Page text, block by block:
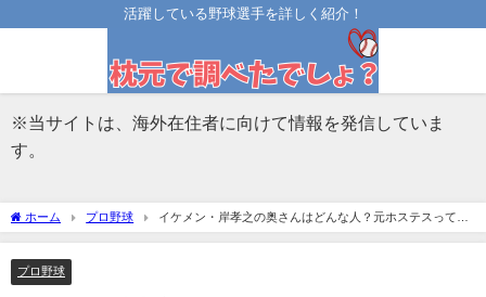
活躍している野球選手を詳しく紹介！
※当サイトは、海外在住者に向けて情報を発信していま
す。
ホーム プロ野球
イケメン・岸孝之の奥さんはどんな人？元ホステスって本
当？馴れ初めや息子についても
プロ野球